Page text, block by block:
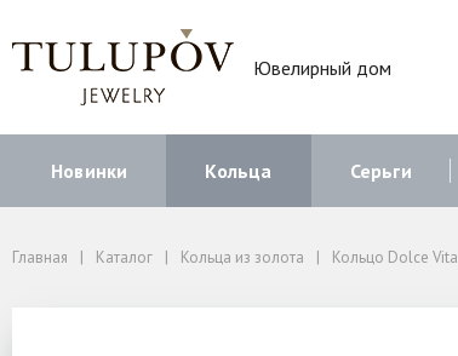
Ювелирный дом
Новинки Кольца Серьги
Главная Каталог Кольца из золота Кольцо Dolce Vita